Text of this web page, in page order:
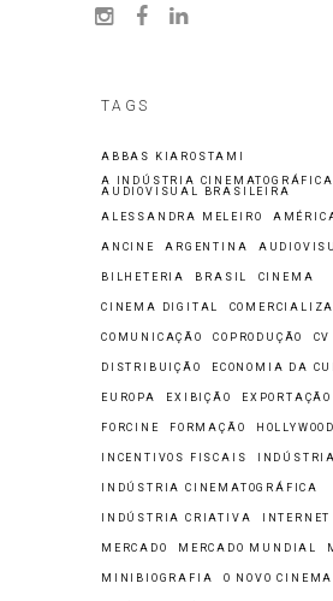
TAGS
ABBAS KIAROSTAMI
A INDÚSTRIA CINEMATOGRÁFICA
AUDIOVISUAL BRASILEIRA
ALESSANDRA MELEIRO
ANCINE ARGENTINA
BILHETERIA BRASIL CINEMA
CINEMA DIGITAL
COMUNICAÇÃO COPRODUÇÃO CV
DISTRIBUIÇÃO ECONOMIA DA
EUROPA EXIBIÇÃO EXPORTAÇÃO
FORCINE FORMAÇÃO HOLLYWOOD
INCENTIVOS FISCAIS INDÚSTRIA
INDÚSTRIA CINEMATOGRÁFICA
INDÚSTRIA CRIATIVA INTERNET
MERCADO MERCADO MUNDIAL
MINIBIOGRAFIA O NOVO